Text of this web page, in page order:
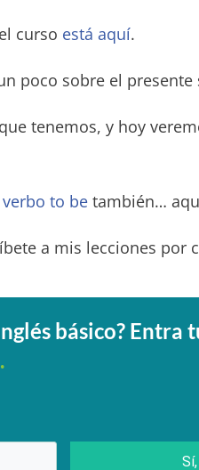
curso está aquí.
poco sobre el presente
tenemos, y hoy
to be también…
a mis lecciones por
básico?